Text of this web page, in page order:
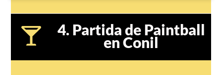
4. Partida de Paintball
en Conil